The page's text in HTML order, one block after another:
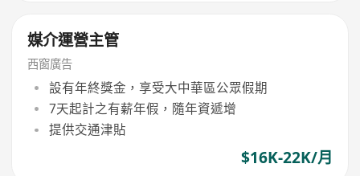
媒介運營主管
西窗廣告
設有年終獎金，享受大中華區公眾假期
7天起計之有薪年假，隨年資遞增
提供交通津貼
$16K-22K/月